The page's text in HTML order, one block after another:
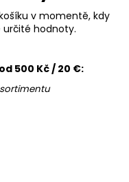
v momentě, kdy
určité hodnoty.
500 Kč / 20 €: